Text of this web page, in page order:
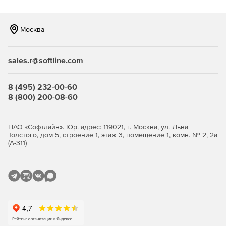
интерфейсом для разработки
платформе Windows Phone.
JustCode – анализ исходного кода, проверка ошибок,
среда для создания модульных тестов.
устранения узких мест и достижения оптимальной
Москва
sales.r@softline.com
8 (495) 232-00-60
8 (800) 200-08-60
ПАО «Софтлайн». Юр. адрес: 119021, г. Москва, ул. Льва
Толстого, дом 5, строение 1, этаж 3, помещение 1, комн. № 2, 2а
(А-311)